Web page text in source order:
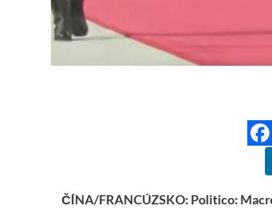
ČÍNA/FRANCÚZSKO: Politico: